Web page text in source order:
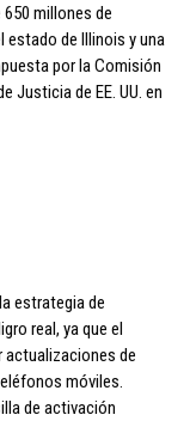
millones de
estado de Illinois y una
por la Comisión
Justicia de EE. UU. en
estrategia de
real, ya que el
actualizaciones de
móviles.
de activación